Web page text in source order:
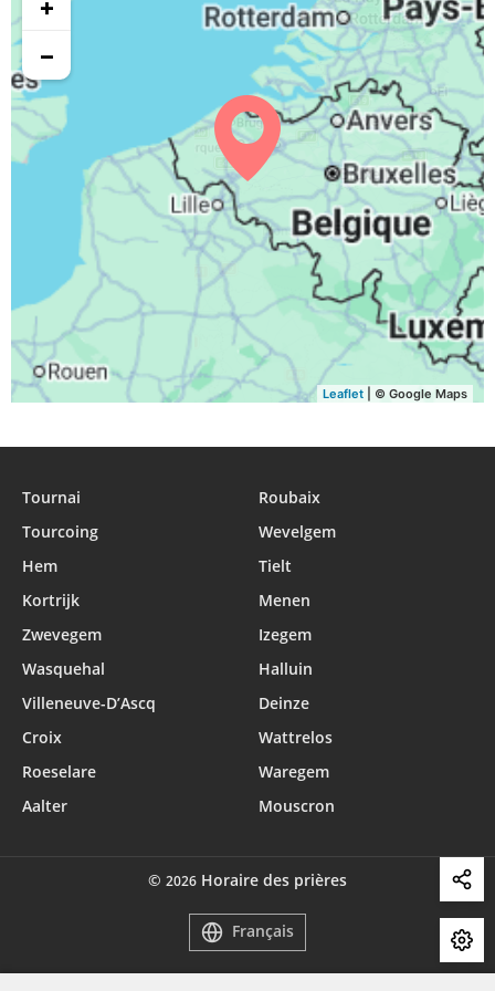
+
−
Leaflet | © Google Maps
Tournai
Roubaix
Tourcoing
Wevelgem
Hem
Tielt
Kortrijk
Menen
Zwevegem
Izegem
Wasquehal
Halluin
Villeneuve-D’Ascq
Deinze
Croix
Wattrelos
Roeselare
Waregem
Aalter
Mouscron
© 2026 Horaire des prières
Français